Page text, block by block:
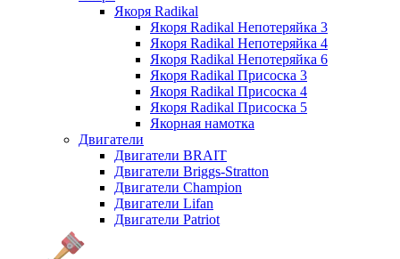
Якоря Radikal
Якоря Radikal Непотеряйка 3
Якоря Radikal Непотеряйка 4
Якоря Radikal Непотеряйка 6
Якоря Radikal Присоска 3
Якоря Radikal Присоска 4
Якоря Radikal Присоска 5
Якорная намотка
Двигатели
Двигатели BRAIT
Двигатели Briggs-Stratton
Двигатели Champion
Двигатели Lifan
Двигатели Patriot